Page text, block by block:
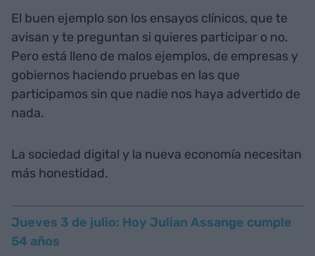
El buen ejemplo son los ensayos clínicos, que te
avisan y te preguntan si quieres participar o no.
Pero está lleno de malos ejemplos, de empresas y
gobiernos haciendo pruebas en las que
participamos sin que nadie nos haya advertido de
nada.
La sociedad digital y la nueva economía necesitan
más honestidad.
Jueves 3 de julio: Hoy Julian Assange cumple
54 años